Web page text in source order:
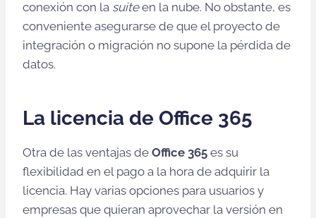
conexión con la suiteen la nube. No obstante, es
conveniente asegurarse de que el proyecto de
integración o migración no supone la pérdida de
datos.
La licencia de Office 365
Otra de las ventajas de Office 365 es su
flexibilidad en el pago a la hora de adquirir la
licencia. Hay varias opciones para usuarios y
empresas que quieran aprovechar la versión en